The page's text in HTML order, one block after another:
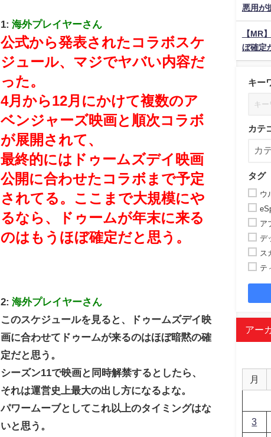
1: 海外プレイヤーさん
公式から発表されたコラボスケ
ジュール、マジでヤバい内容だ
った。
4月から12月にかけて複数のア
ベンジャーズ映画と順次コラボ
が展開されて、
最終的にはドゥームズデイ映画
公開に合わせたコラボまで予定
されてる。
ここまで大規模にや
るなら、ドゥームが年末に来る
のはもうほぼ確定だと思う。
2: 海外プレイヤーさん
このスケジュールを見ると、ドゥームズデイ映
画に合わせてドゥームが来るのはほぼ暗黙の確
定だと思う。
シーズン11で映画と同時解禁するとしたら、
それは運営史上最大の出し方になるよな。
パワームーブとしてこれ以上のタイミングはな
いと思う。
悪用が
【MR
ぼ確定
キー
カテ
タグ
ウ
ア
デ
ス
テ
アー
月
3